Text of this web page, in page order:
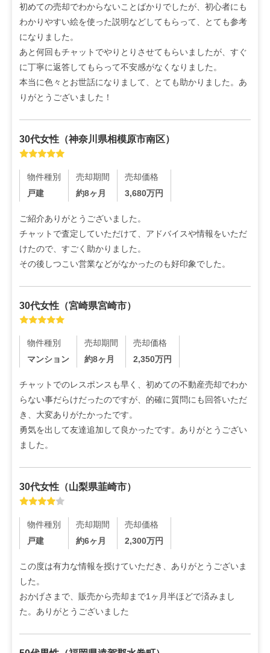
初めての売却でわからないことばかりでしたが、初心者にも
わかりやすい絵を使った説明などしてもらって、とても参考
になりました。
あと何回もチャットでやりとりさせてもらいましたが、すぐ
に丁寧に返答してもらって不安感がなくなりました。
本当に色々とお世話になりまして、とても助かりました。あ
りがとうございました！
30代女性 （神奈川県相模原市南区）
物件種別
戸建
売却期間
約8ヶ月
売却価格
3,680万円
ご紹介ありがとうございました。
チャットで査定していただけて、アドバイスや情報をいただ
けたので、すごく助かりました。
その後しつこい営業などがなかったのも好印象でした。
30代女性 （宮崎県宮崎市）
物件種別
マンション
売却期間
約8ヶ月
売却価格
2,350万円
チャットでのレスポンスも早く、初めての不動産売却でわか
らない事だらけだったのですが、的確に質問にも回答いただ
き、大変ありがたかったです。
勇気を出して友達追加して良かったです。ありがとうござい
ました。
30代女性 （山梨県韮崎市）
物件種別
戸建
売却期間
約6ヶ月
売却価格
2,300万円
この度は有力な情報を授けていただき、ありがとうございま
した。
おかげさまで、販売から売却まで1ヶ月半ほどで済みまし
た。ありがとうございました